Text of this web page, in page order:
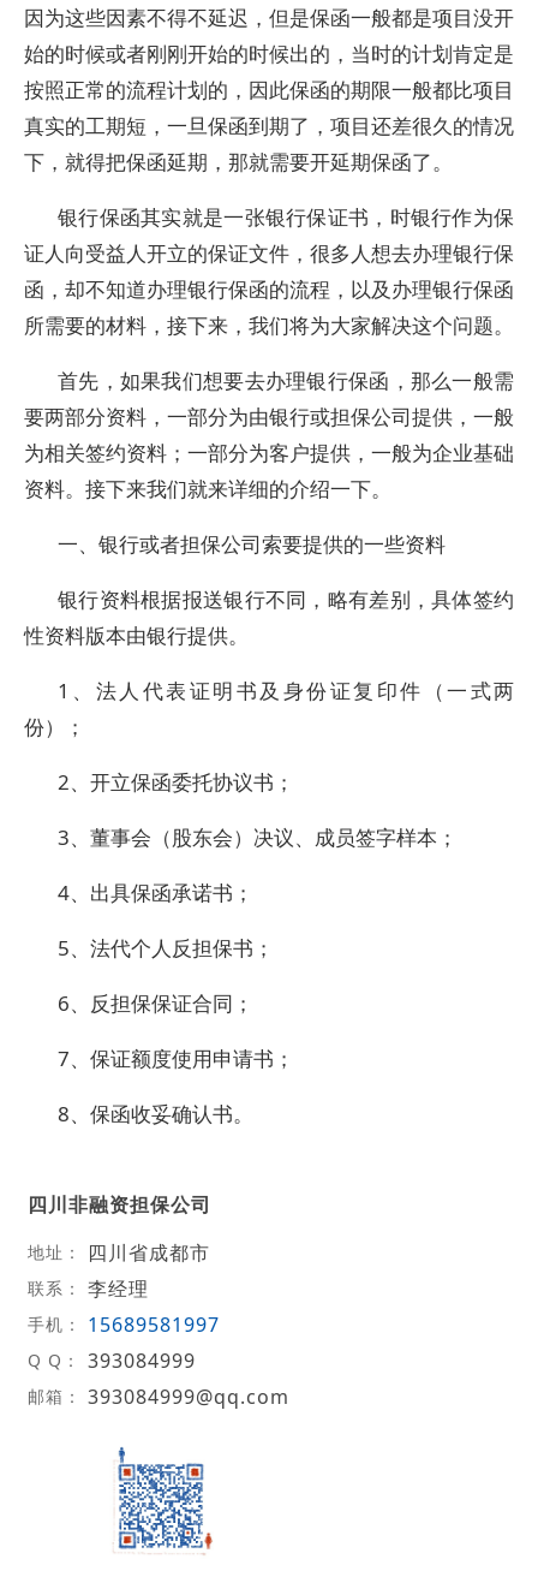
因为这些因素不得不延迟，但是保函一般都是项目没开
始的时候或者刚刚开始的时候出的，当时的计划肯定是
按照正常的流程计划的，因此保函的期限一般都比项目
真实的工期短，一旦保函到期了，项目还差很久的情况
下，就得把保函延期，那就需要开延期保函了。
银行保函其实就是一张银行保证书，时银行作为保
证人向受益人开立的保证文件，很多人想去办理银行保
函，却不知道办理银行保函的流程，以及办理银行保函
所需要的材料，接下来，我们将为大家解决这个问题。
首先，如果我们想要去办理银行保函，那么一般需
要两部分资料，一部分为由银行或担保公司提供，一般
为相关签约资料；一部分为客户提供，一般为企业基础
资料。接下来我们就来详细的介绍一下。
一、银行或者担保公司索要提供的一些资料
银行资料根据报送银行不同，略有差别，具体签约
性资料版本由银行提供。
1、法人代表证明书及身份证复印件（一式两
份）；
2、开立保函委托协议书；
3、董事会（股东会）决议、成员签字样本；
4、出具保函承诺书；
5、法代个人反担保书；
6、反担保保证合同；
7、保证额度使用申请书；
8、保函收妥确认书。
四川非融资担保公司
地址： 四川省成都市
联系： 李经理
手机： 15689581997
Q Q： 393084999
邮箱： 393084999@qq.com